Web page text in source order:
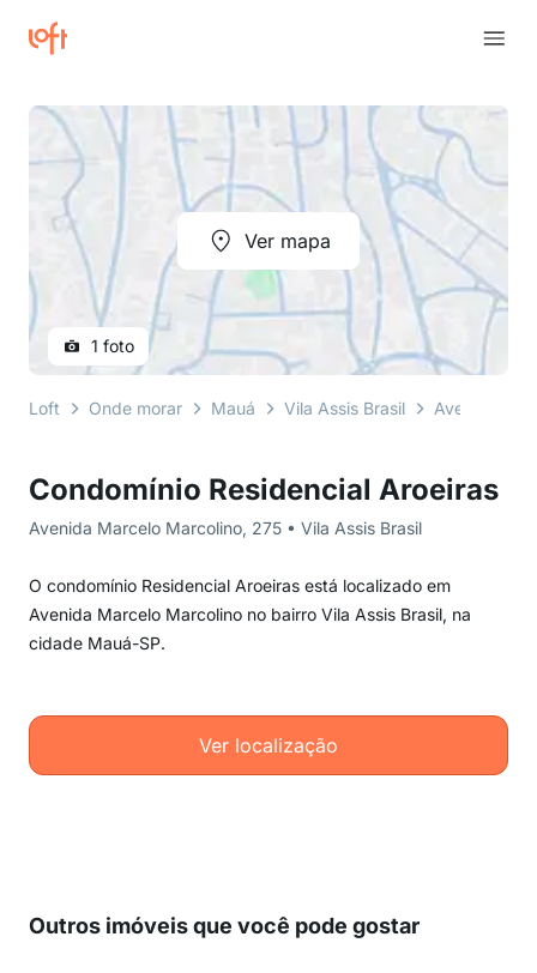
Condomínio Residencial Aroeiras
Avenida Marcelo Marcolino, 275 • Vila Assis Brasil
O condomínio Residencial Aroeiras está localizado em
Avenida Marcelo Marcolino no bairro Vila Assis Brasil, na
cidade Mauá-SP.
Ver localização
Ver mapa
1 foto
Loft Onde morar Mauá Vila Assis Brasil Avenida
Outros imóveis que você pode gostar